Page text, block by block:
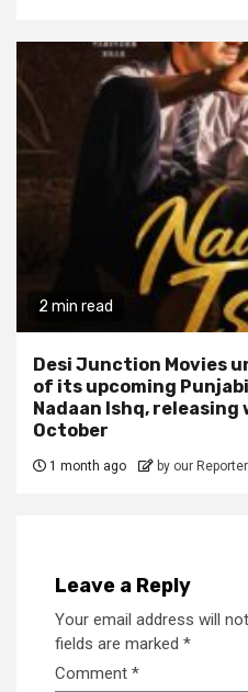
2 min read
Desi Junction Movies
of its upcoming
Nadaan Ishq,
October
1 month ago by our Reporter
Leave a Reply
Your email address will
fields are marked *
Comment *